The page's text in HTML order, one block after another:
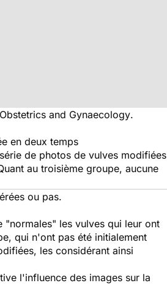
and Gynaecology.
en deux temps
de photos de vulves modifiées
au troisième groupe, aucune
ou pas.
"normales" les vulves qui leur ont
qui n'ont pas été initialement
les considérant ainsi
l'influence des images sur la